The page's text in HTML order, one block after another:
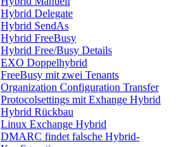
Hybrid Delegate
Hybrid SendAs
Hybrid FreeBusy
Hybrid Free/Busy Details
EXO Doppelhybrid
FreeBusy mit zwei Tenants
Organization Configuration Transfer
Protocolsettings mit Exhange Hybrid
Hybrid Rückbau
Linux Exchange Hybrid
DMARC findet falsche Hybrid-